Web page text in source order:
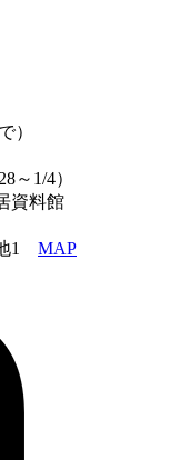
）
1/4）
資料館
1 MAP